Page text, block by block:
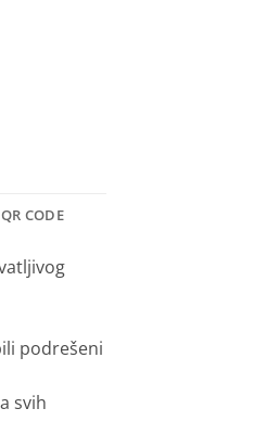
QR CODE
podrešeni
svih